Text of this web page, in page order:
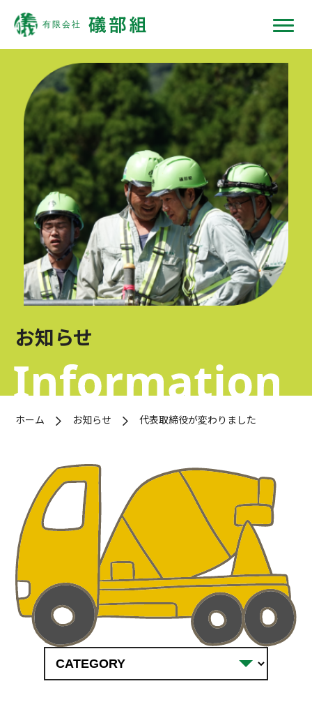
礒部組について
現場ではたらくひと
現場ではたらく機械
現場ノート
採用情報
協力会社の皆様へ
OFFICIAL SNS
お知らせ
ホーム お知らせ 代表取締役が変わりました